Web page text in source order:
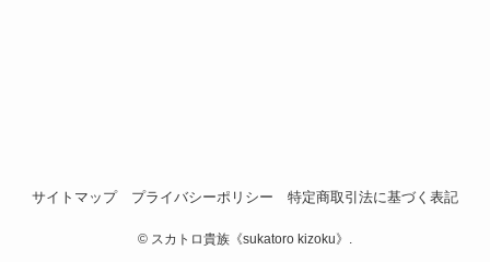
サイトマップ プライバシーポリシー 特定商取引法に基づく表記
© スカトロ貴族《sukatoro kizoku》.